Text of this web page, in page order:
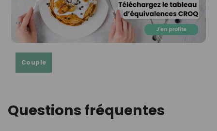
Couple
Questions fréquentes